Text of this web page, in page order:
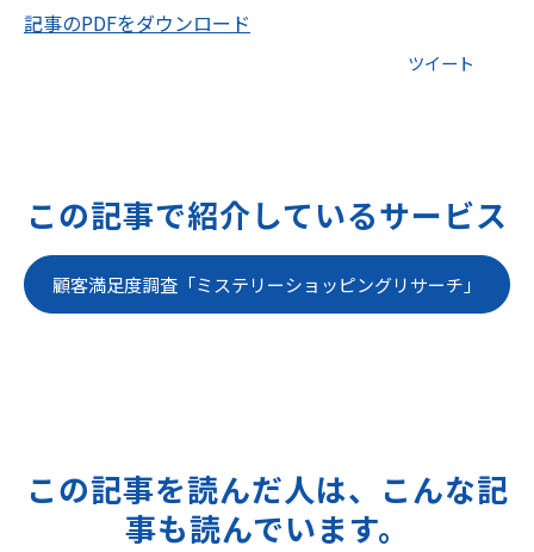
記事のPDFをダウンロード
ツイート
この記事で紹介しているサービス
顧客満足度調査「ミステリーショッピングリサーチ」
この記事を読んだ人は、こんな記
事も読んでいます。